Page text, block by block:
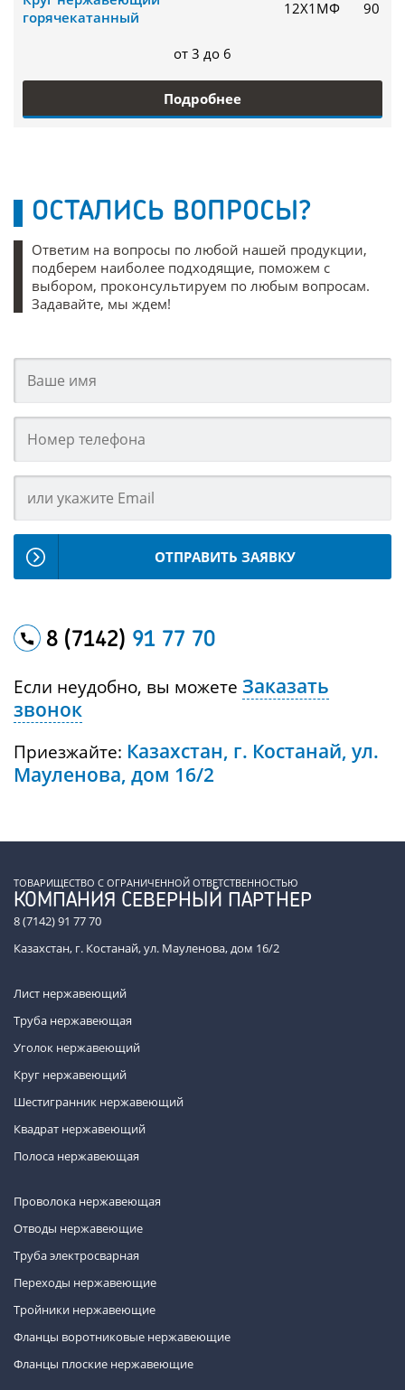
горячекатанный
12Х1МФ 90
от 3 до 6
Подробнее
ОСТАЛИСЬ ВОПРОСЫ?
Ответим на вопросы по любой нашей продукции,
подберем наиболее подходящие, поможем с
выбором, проконсультируем по любым вопросам.
Задавайте, мы ждем!
ОТПРАВИТЬ ЗАЯВКУ
8 (7142) 91 77 70
Если неудобно, вы можете Заказать
звонок
Приезжайте: Казахстан, г. Костанай, ул.
Мауленова, дом 16/2
ТОВАРИЩЕСТВО С ОГРАНИЧЕННОЙ ОТВЕТСТВЕННОСТЬЮ
КОМПАНИЯ СЕВЕРНЫЙ ПАРТНЕР
8 (7142) 91 77 70
Казахстан, г. Костанай, ул. Мауленова, дом 16/2
Лист нержавеющий
Труба нержавеющая
Уголок нержавеющий
Круг нержавеющий
Шестигранник нержавеющий
Квадрат нержавеющий
Полоса нержавеющая
Проволока нержавеющая
Отводы нержавеющие
Труба электросварная
Переходы нержавеющие
Тройники нержавеющие
Фланцы воротниковые нержавеющие
Фланцы плоские нержавеющие